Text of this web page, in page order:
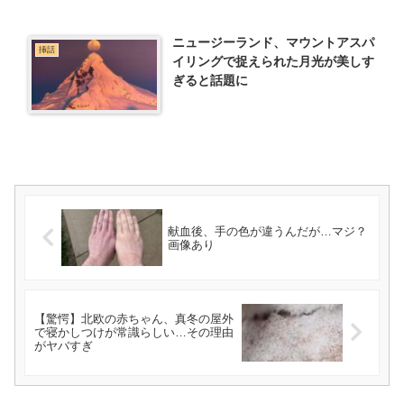
挿話
ニュージーランド、マウントアスパ
イリングで捉えられた月光が美しす
ぎると話題に
献血後、手の色が違うんだが…マジ？
画像あり
【驚愕】北欧の赤ちゃん、真冬の屋外
で寝かしつけが常識らしい…その理由
がヤバすぎ